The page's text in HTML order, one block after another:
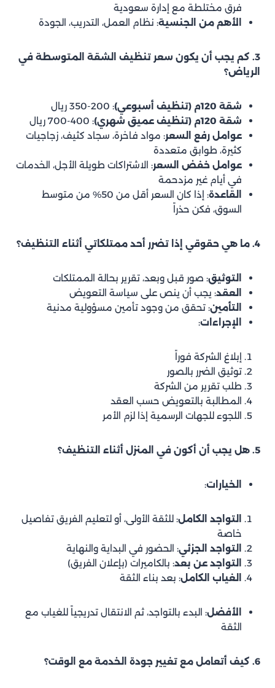
فرق مختلطة مع إدارة سعودية
الأهم من الجنسية: نظام العمل، التدريب، الجودة
3. كم يجب أن يكون سعر تنظيف الشقة المتوسطة في
الرياض؟
شقة 120م (تنظيف أسبوعي)
: 200-350 ريال
شقة 120م (تنظيف عميق شهري)
: 400-700 ريال
عوامل رفع السعر: مواد فاخرة، سجاد كثيف، زجاجيات
كثيرة، طوابق متعددة
عوامل خفض السعر: الاشتراكات طويلة الأجل، الخدمات
في أيام غير مزدحمة
القاعدة
: إذا كان السعر أقل من 50% من متوسط
السوق، فكن حذراً
4. ما هي حقوقي إذا تضرر أحد ممتلكاتي أثناء التنظيف؟
التوثيق: صور قبل وبعد، تقرير بحالة الممتلكات
العقد: يجب أن ينص على سياسة التعويض
التأمين: تحقق من وجود تأمين مسؤولية مدنية
الإجراءات:
إبلاغ الشركة فوراً
توثيق الضرر بالصور
طلب تقرير من الشركة
المطالبة بالتعويض حسب العقد
اللجوء للجهات الرسمية إذا لزم الأمر
5. هل يجب أن أكون في المنزل أثناء التنظيف؟
الخيارات:
التواجد الكامل: للثقة الأولى، أو لتعليم الفريق تفاصيل
خاصة
التواجد الجزئي: الحضور في البداية والنهاية
التواجد عن بعد: بالكاميرات (بإعلان الفريق)
الغياب الكامل: بعد بناء الثقة
الأفضل: البدء بالتواجد، ثم الانتقال تدريجياً للغياب مع
الثقة
6. كيف أتعامل مع تغيير جودة الخدمة مع الوقت؟